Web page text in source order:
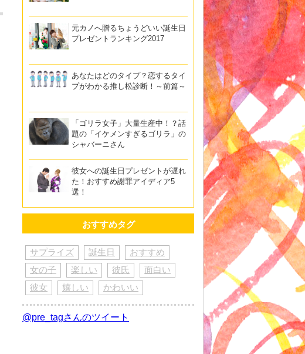
元カノへ贈るちょうどいい誕生日
プレゼントランキング2017
あなたはどのタイプ？恋するタイ
プがわかる推し松診断！～前篇～
「ゴリラ女子」大量生産中！？話
題の「イケメンすぎるゴリラ」の
シャバーニさん
彼女への誕生日プレゼントが遅れ
た！おすすめ謝罪アイディア5
選！
おすすめタグ
サプライズ 誕生日
おすすめ
女の子
楽しい 彼氏
面白い
彼女
嬉しい かわいい
@pre_tagさんのツイート